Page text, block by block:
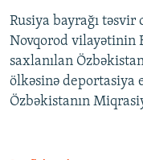
Rusiya bayrağı
Novqorod vilayətinin
saxlanılan
ölkəsinə deportasiya
Özbəkistanın